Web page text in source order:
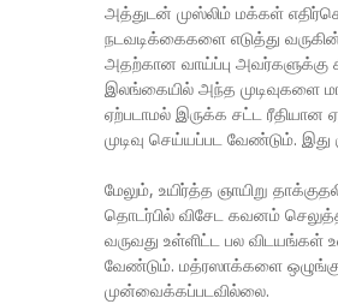
அத்துடன் முஸ்லிம் மக்கள்
நடவடிக்கைகளை எடுத்து
அதற்கான வாய்ப்பு அவர்களுக்கு
இலங்கையில் அந்த முடிவுகளை
ஏற்படாமல் இருக்க சட்ட ரீதியான
முடிவு செய்யப்பட வேண்டும்.
மேலும், உயிர்த்த ஞாயிறு
தொடர்பில் விசேட கவனம்
வருவது உள்ளிட்ட பல
வேண்டும். மத்ரஸாக்களை
முன்வைக்கப்படவில்லை.